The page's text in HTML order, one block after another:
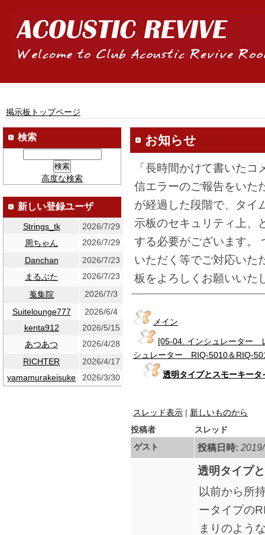
掲示板トップページ
お知らせ
「長時間かけて書いた
信エラーのご報告をいた
が経過した段階で、タイ
示板のセキュリティ上、
する必要がございます。
いただく等でご対応いた
板をよろしくお願いいた
メイン
[05-04. インシュレーター
シュレーター RIQ-5010＆RIQ-
透明タイプとスモーキータ
スレッド表示 | 新しいものから
投稿者
スレッド
ゲスト
投稿日時:
透明タイプ
以前から所
ータイプの
まりのよう
検索
高度な検索
新しい登録ユーザ
Strings_tk
2026/7/29
周ちゃん
2026/7/29
Danchan
2026/7/23
まるぶた
2026/7/23
蒐集院
2026/7/3
Suitelounge777
2026/6/4
kenta912
2026/5/15
あつあつ
2026/4/28
RICHTER
2026/4/17
yamamurakeisuke
2026/3/30